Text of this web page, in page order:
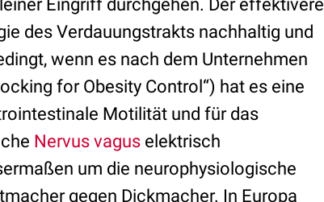
Eingriff durchgehen. Der effektivere
des Verdauungstrakts nachhaltig und
wenn es nach dem Unternehmen
for Obesity Control“) hat es eine
Motilität und für das
Nervus vagus elektrisch
um die neurophysiologische
gegen Dickmacher. In Europa